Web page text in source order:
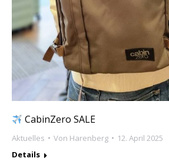
CabinZero SALE
Aktuelles Von Harenberg
12. April 2025
Details